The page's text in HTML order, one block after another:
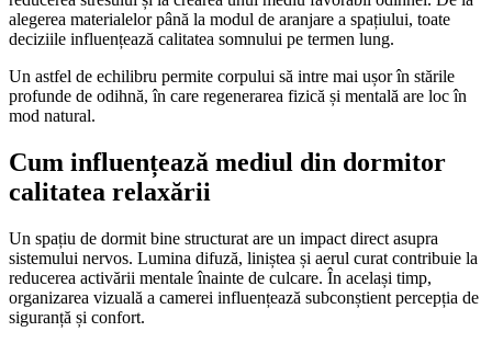
alegerea materialelor până la modul de aranjare a spațiului, toate
deciziile influențează calitatea somnului pe termen lung.
Un astfel de echilibru permite corpului să intre mai ușor în stările
profunde de odihnă, în care regenerarea fizică și mentală are loc în
mod natural.
Cum influențează mediul din dormitor
calitatea relaxării
Un spațiu de dormit bine structurat are un impact direct asupra
sistemului nervos. Lumina difuză, liniștea și aerul curat contribuie la
reducerea activării mentale înainte de culcare. În același timp,
organizarea vizuală a camerei influențează subconștient percepția de
siguranță și confort.